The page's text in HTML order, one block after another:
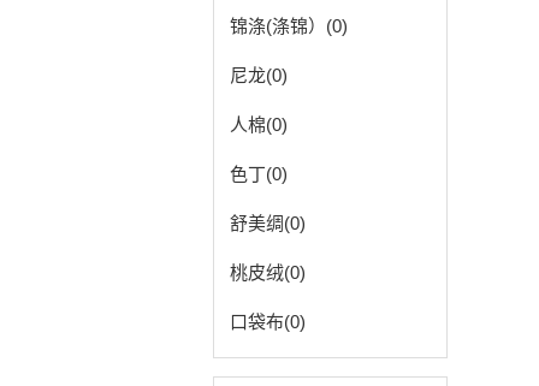
锦涤(涤锦）(0)
尼龙(0)
人棉(0)
色丁(0)
舒美绸(0)
桃皮绒(0)
口袋布(0)